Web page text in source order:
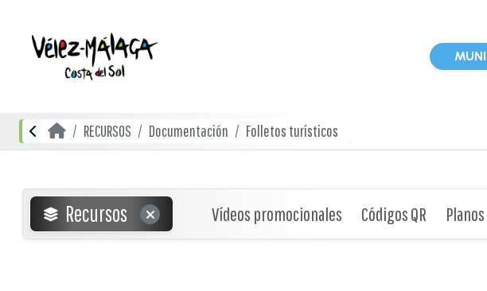
RECURSOS Documentación Folletos turísticos
Recursos Vídeos promocionales Códigos QR Planos